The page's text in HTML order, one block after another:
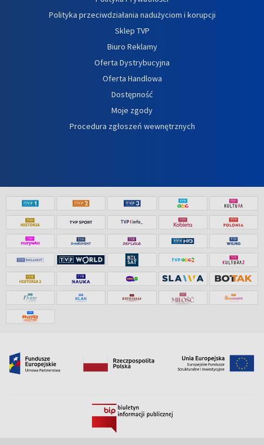
Polityka przeciwdziałania nadużyciom i korupcji
Sklep TVP
Biuro Reklamy
Oferta Dystrybucyjna
Oferta Handlowa
Dostępność
Moje zgody
Procedura zgłoszeń wewnętrznych